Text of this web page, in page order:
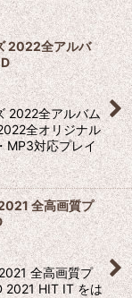
2022全アルバ
2022全アルバム
全オリジナル
MP3対応プレイ
全高画質プ
全高画質プ
2021 HIT IT をは